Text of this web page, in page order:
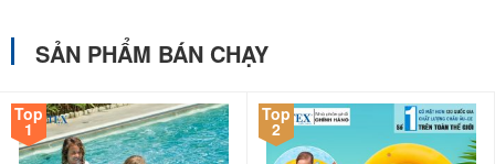
SẢN PHẨM BÁN CHẠY
Top
1
Top
2